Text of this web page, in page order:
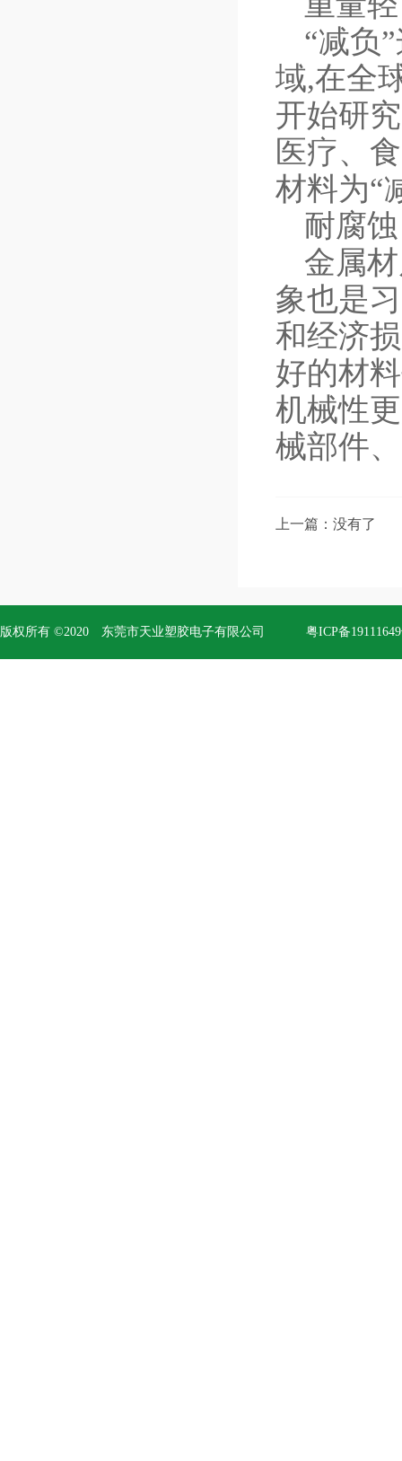
“减负
域,在全
开始研
医疗、
材料为“
耐腐蚀
金属
象也是
和经济
好的材
机械性
械部件
上一篇：没有了
版权所有 ©2020 东莞市天业塑胶电子有限公司 粤ICP备